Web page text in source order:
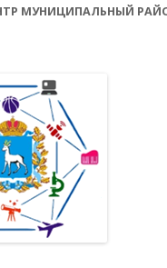
МУНИЦИПАЛЬНЫЙ